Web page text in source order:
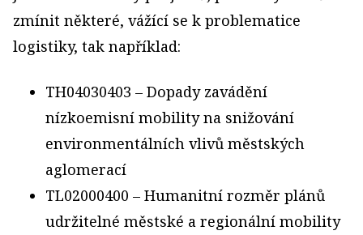
zmínit některé, vážící se k problematice
logistiky, tak například:
TH04030403 – Dopady zavádění
nízkoemisní mobility na snižování
environmentálních vlivů městských
aglomerací
TL02000400 – Humanitní rozměr plánů
udržitelné městské a regionální mobility